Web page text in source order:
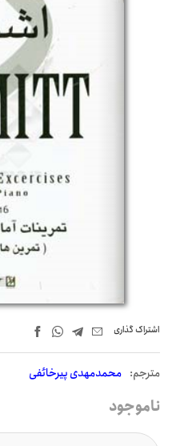
اشتراک‌ گذاری
مترجم: محمدمهدی پیرخائفی
ناموجود